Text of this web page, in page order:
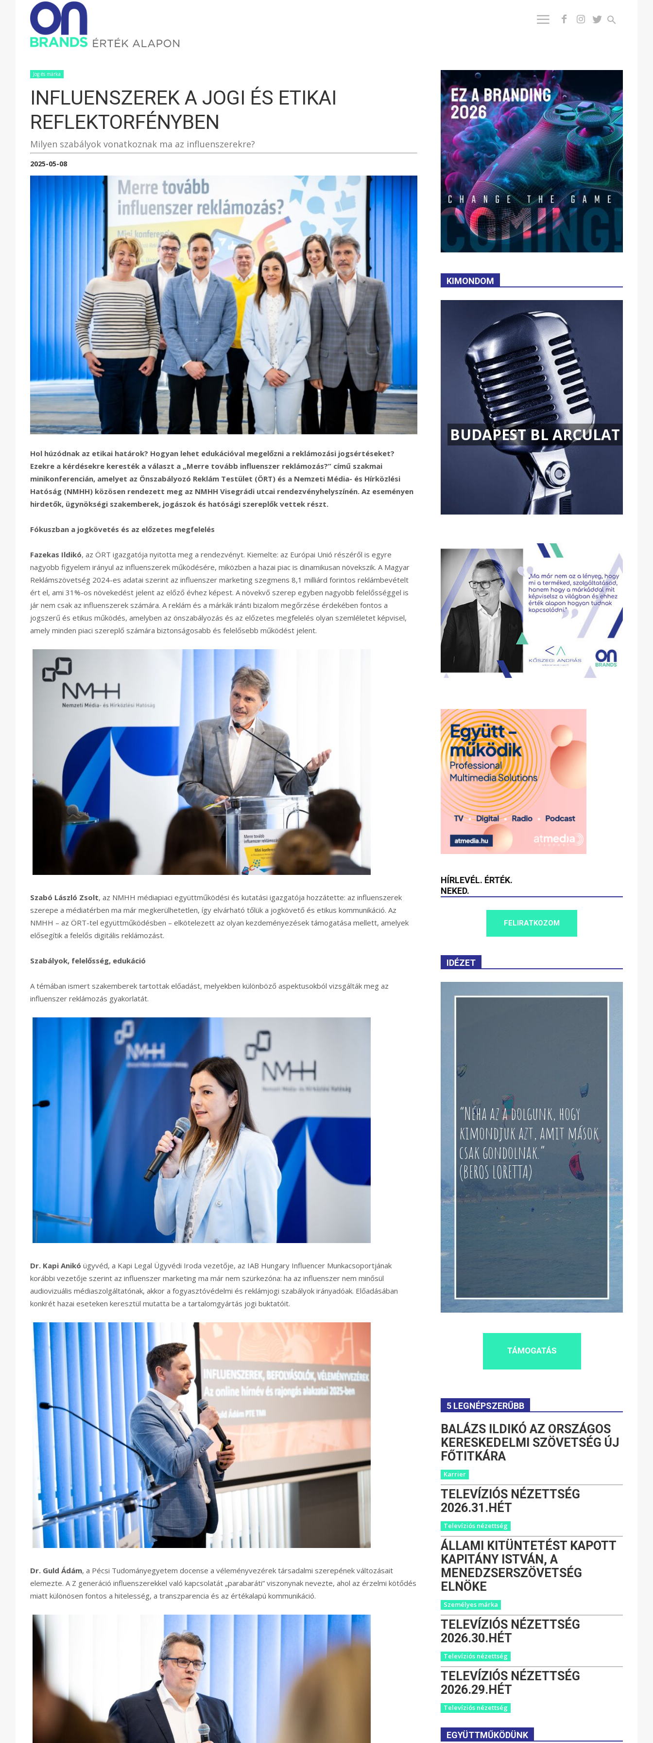
ÉRTÉK
Jog és márka
INFLUENSZEREK A JOGI ÉS ETIKAI
REFLEKTORFÉNYBEN
Milyen szabályok vonatkoznak ma az influenszerekre?
2025-05-08
Hol húzódnak az etikai határok? Hogyan lehet edukációval megelőzni a reklámozási jogsértéseket?
Ezekre a kérdésekre keresték a választ a „Merre tovább influenszer reklámozás?” című szakmai
minikonferencián, amelyet az Önszabályozó Reklám Testület (ÖRT) és a Nemzeti Média- és Hírközlési
Hatóság (NMHH) közösen rendezett meg az NMHH Visegrádi utcai rendezvényhelyszínén. Az eseményen
hirdetők, ügynökségi szakemberek, jogászok és hatósági szereplők vettek részt.
Fókuszban a jogkövetés és az előzetes megfelelés
Fazekas Ildikó, az ÖRT igazgatója nyitotta meg a rendezvényt. Kiemelte: az Európai Unió részéről is egyre
nagyobb figyelem irányul az influenszerek működésére, miközben a hazai piac is dinamikusan növekszik. A Magyar
Reklámszövetség 2024-es adatai szerint az influenszer marketing szegmens 8,1 milliárd forintos reklámbevételt
ért el, ami 31%-os növekedést jelent az előző évhez képest. A növekvő szerep egyben nagyobb felelősséggel is
jár nem csak az influenszerek számára. A reklám és a márkák iránti bizalom megőrzése érdekében fontos a
jogszerű és etikus működés, amelyben az önszabályozás és az előzetes megfelelés olyan szemléletet képvisel,
amely minden piaci szereplő számára biztonságosabb és felelősebb működést jelent.
Szabó László Zsolt, az NMHH médiapiaci együttműködési és kutatási igazgatója hozzátette: az influenszerek
szerepe a médiatérben ma már megkerülhetetlen, így elvárható tőlük a jogkövető és etikus kommunikáció. Az
NMHH – az ÖRT-tel együttműködésben – elkötelezett az olyan kezdeményezések támogatása mellett, amelyek
elősegítik a felelős digitális reklámozást.
Szabályok, felelősség, edukáció
A témában ismert szakemberek tartottak előadást, melyekben különböző aspektusokból vizsgálták meg az
influenszer reklámozás gyakorlatát.
Dr. Kapi Anikó ügyvéd, a Kapi Legal Ügyvédi Iroda vezetője, az IAB Hungary Influencer Munkacsoportjának
korábbi vezetője szerint az influenszer marketing ma már nem szürkezóna: ha az influenszer nem minősül
audiovizuális médiaszolgáltatónak, akkor a fogyasztóvédelmi és reklámjogi szabályok irányadóak. Előadásában
konkrét hazai eseteken keresztül mutatta be a tartalomgyártás jogi buktatóit.
Dr. Guld Ádám, a Pécsi Tudományegyetem docense a véleményvezérek társadalmi szerepének változásait
elemezte. A Z generáció influenszerekkel való kapcsolatát „parabaráti” viszonynak nevezte, ahol az érzelmi kötődés
miatt különösen fontos a hitelesség, a transzparencia és az értékalapú kommunikáció.
KIMONDOM
BUDAPEST BL ARCULAT
HÍRLEVÉL. ÉRTÉK.
NEKED.
FELIRATKOZOM
IDÉZET
“Néha az a dolgunk, hogy
kimondjuk azt, amit mások
csak gondolnak.”
(BEROS LORETTA)
TÁMOGATÁS
5 LEGNÉPSZERŰBB
BALÁZS ILDIKÓ AZ ORSZÁGOS
KERESKEDELMI SZÖVETSÉG ÚJ
FŐTITKÁRA
Karrier
TELEVÍZIÓS NÉZETTSÉG
2026.31.HÉT
Televíziós nézettség
ÁLLAMI KITÜNTETÉST KAPOTT
KAPITÁNY ISTVÁN, A
MENEDZSERSZÖVETSÉG
ELNÖKE
Személyes márka
TELEVÍZIÓS NÉZETTSÉG
2026.30.HÉT
Televíziós nézettség
TELEVÍZIÓS NÉZETTSÉG
2026.29.HÉT
Televíziós nézettség
EGYÜTTMŰKÖDÜNK